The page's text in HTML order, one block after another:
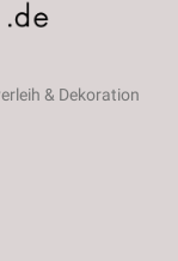
& Dekoration